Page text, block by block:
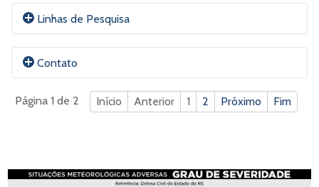
Linhas de Pesquisa
principais linhas de pesquisa são farmacogenética de
complexos (tuberculose, HIV, obesidade, déficit de
Contato
Página 1 de 2 Início Anterior 1 2 Próximo Fim